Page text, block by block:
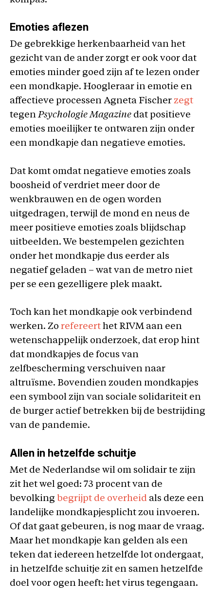
Emoties aflezen
De gebrekkige herkenbaarheid van het
gezicht van de ander zorgt er ook voor dat
emoties minder goed zijn af te lezen onder
een mondkapje. Hoogleraar in emotie en
affectieve processen Agneta Fischer zegt
tegenPsychologie Magazine dat positieve
emoties moeilijker te ontwaren zijn onder
een mondkapje dan negatieve emoties.
Dat komt omdat negatieve emoties zoals
boosheid of verdriet meer door de
wenkbrauwen en de ogen worden
uitgedragen, terwijl de mond en neus de
meer positieve emoties zoals blijdschap
uitbeelden. We bestempelen gezichten
onder het mondkapje dus eerder als
negatief geladen – wat van de metro niet
per se een gezelligere plek maakt.
Toch kan het mondkapje ook verbindend
werken. Zo refereert het RIVM aan een
wetenschappelijk onderzoek, dat erop hint
dat mondkapjes de focus van
zelfbescherming verschuiven naar
altruïsme. Bovendien zouden mondkapjes
een symbool zijn van sociale solidariteit en
de burger actief betrekken bij de bestrijding
van de pandemie.
Allen in hetzelfde schuitje
Met de Nederlandse wil om solidair te zijn
zit het wel goed: 73 procent van de
bevolking begrijpt de overheid als deze een
landelijke mondkapjesplicht zou invoeren.
Of dat gaat gebeuren, is nog maar de vraag.
Maar het mondkapje kan gelden als een
teken dat iedereen hetzelfde lot ondergaat,
in hetzelfde schuitje zit en samen hetzelfde
doel voor ogen heeft: het virus tegengaan.